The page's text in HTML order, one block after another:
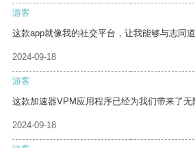
游客
这款app就像我的社交平台，让我能够与志同
2024-09-18
游客
这款加速器VPM应用程序已经为我们带来了无
2024-09-18